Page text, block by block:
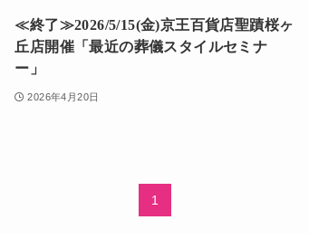
≪終了≫2026/5/15(金)京王百貨店聖蹟桜ヶ
丘店開催「最近の葬儀スタイルセミナ
ー」
2026年4月20日
1